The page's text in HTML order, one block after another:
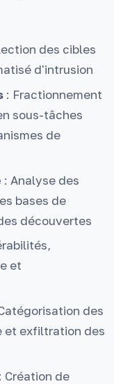
des cibles
d'intrusion
: Fractionnement
sous-tâches
de
: Analyse des
bases de
découvertes
et
des
et exfiltration des
: Création de